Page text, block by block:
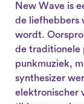
New Wave is
de liefhebbers
wordt.
de traditionele
punkmuziek,
synthesizer
elektronischer